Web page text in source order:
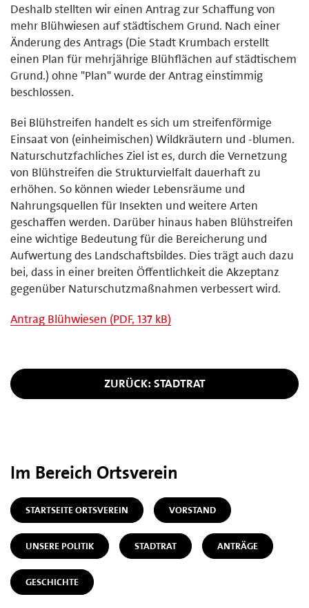
Deshalb stellten wir einen Antrag zur Schaffung von
mehr Blühwiesen auf städtischem Grund. Nach einer
Änderung des Antrags (Die Stadt Krumbach erstellt
einen Plan für mehrjährige Blühflächen auf städtischem
Grund.) ohne "Plan" wurde der Antrag einstimmig
beschlossen.
Bei Blühstreifen handelt es sich um streifenförmige
Einsaat von (einheimischen) Wildkräutern und -blumen.
Naturschutzfachliches Ziel ist es, durch die Vernetzung
von Blühstreifen die Strukturvielfalt dauerhaft zu
erhöhen. So können wieder Lebensräume und
Nahrungsquellen für Insekten und weitere Arten
geschaffen werden. Darüber hinaus haben Blühstreifen
eine wichtige Bedeutung für die Bereicherung und
Aufwertung des Landschaftsbildes. Dies trägt auch dazu
bei, dass in einer breiten Öffentlichkeit die Akzeptanz
gegenüber Naturschutzmaßnahmen verbessert wird.
Antrag Blühwiesen (PDF, 137 kB)
ZURÜCK: STADTRAT
Im Bereich Ortsverein
STARTSEITE ORTSVEREIN VORSTAND
UNSERE POLITIK STADTRAT ANTRÄGE
GESCHICHTE